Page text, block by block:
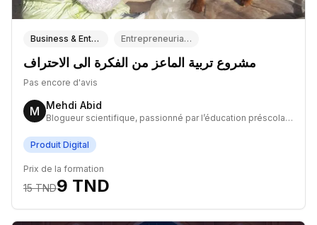
Business & Entrepreneuriat Entrepreneuriat & Startups
مشروع تربية الماعز من الفكرة الى الاحتراف
Pas encore d'avis
M Mehdi Abid
Blogueur scientifique, passionné par l’éducation préscolaire et le développement de micro-projets partant de zéro.
Produit Digital
Prix de la formation
15TND9 TND